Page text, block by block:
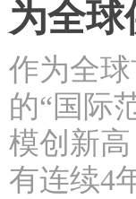
为全
作为全
的“国际
模创新
有连续4